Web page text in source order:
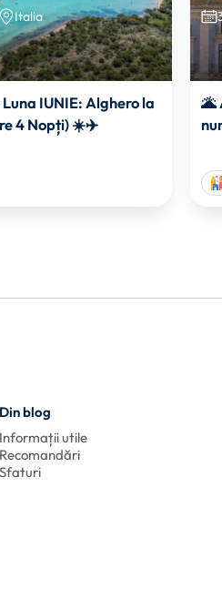
Italia
IUNIE: Alghero la
4 Nopți) ☀️✈️
🌋
Din blog
Informații utile
Recomandări
Sfaturi